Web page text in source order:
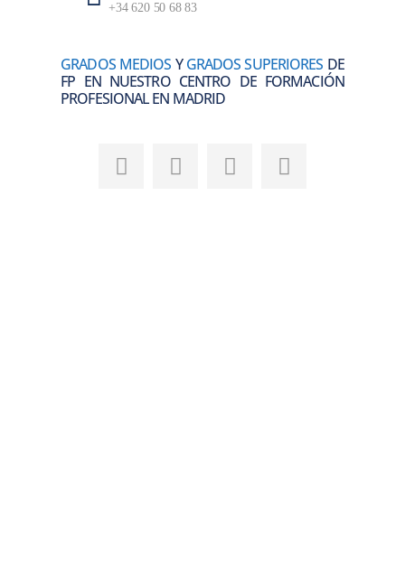
+34 620 50 68 83
GRADOS MEDIOS YGRADOS SUPERIORES DE
FP EN NUESTRO CENTRO DE FORMACIÓN
PROFESIONAL EN MADRID